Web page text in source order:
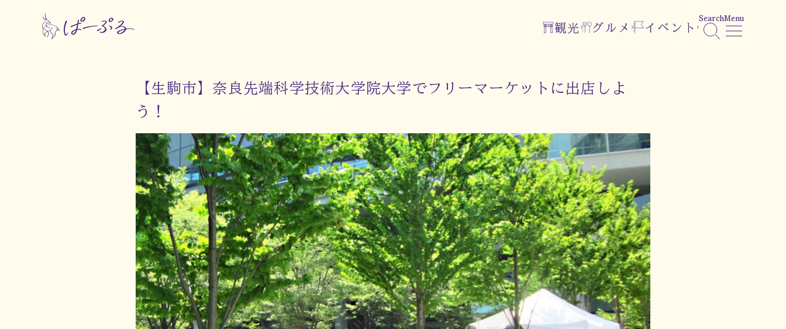
観光 グルメ イベント
SearchMenu
【生駒市】奈良先端科学技術大学院大学でフリーマーケットに出店しよ
う！